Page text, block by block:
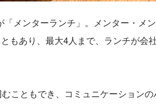
メンターランチ」。メンター・メ
もあり、最大4人まで、ランチが会
こともでき、コミュニケーション